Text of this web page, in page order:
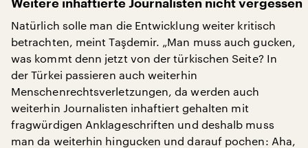
Weitere inhaftierte Journalisten nicht vergessen
Natürlich solle man die Entwicklung weiter kritisch
betrachten, meint Taşdemir. „Man muss auch gucken,
was kommt denn jetzt von der türkischen Seite? In
der Türkei passieren auch weiterhin
Menschenrechtsverletzungen, da werden auch
weiterhin Journalisten inhaftiert gehalten mit
fragwürdigen Anklageschriften und deshalb muss
man da weiterhin hingucken und darauf pochen: Aha,